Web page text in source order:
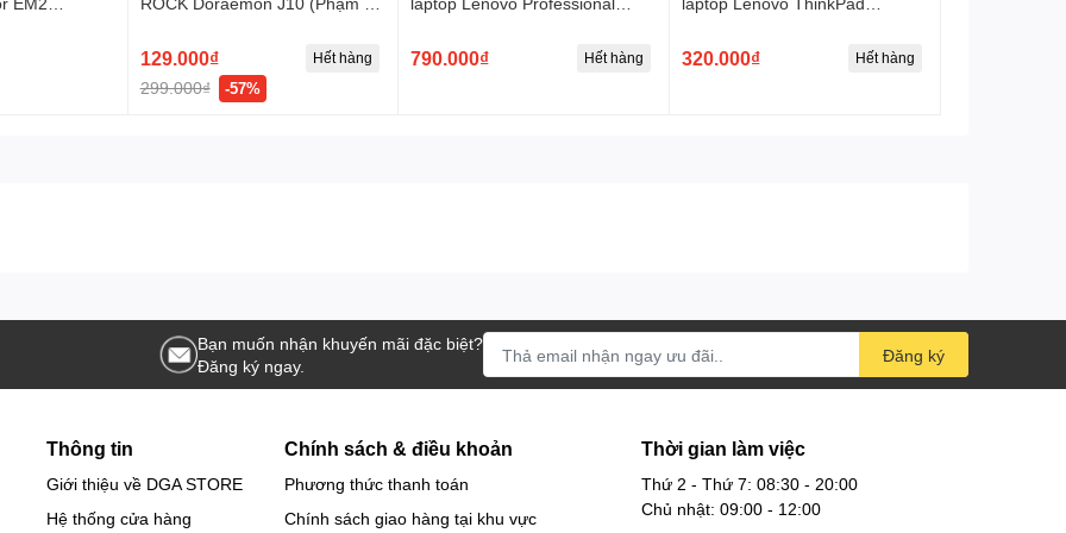
129.000₫
299.000₫ -57%
Hết hàng 790.000₫ Hết hàng 320.000₫ Hết hàng
Bạn muốn nhận khuyến mãi đặc biệt?
Đăng ký ngay.
Đăng ký
Thông tin
Giới thiệu về DGA STORE
Hệ thống cửa hàng
Chính sách & điều khoản
Phương thức thanh toán
Chính sách giao hàng tại khu vực
Thời gian làm việc
Thứ 2 - Thứ 7: 08:30 - 20:00
Chủ nhật: 09:00 - 12:00